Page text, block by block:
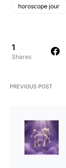
horoscope jour
1
Shares
PREVIOUS POST